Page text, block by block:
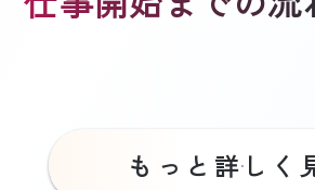
もっと詳しく